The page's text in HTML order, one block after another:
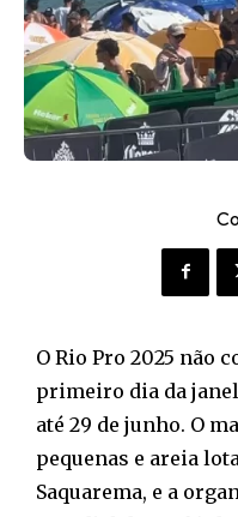
O Rio Pro 2025 não
primeiro dia da
até 29 de junho. O
pequenas e areia
Saquarema, e a